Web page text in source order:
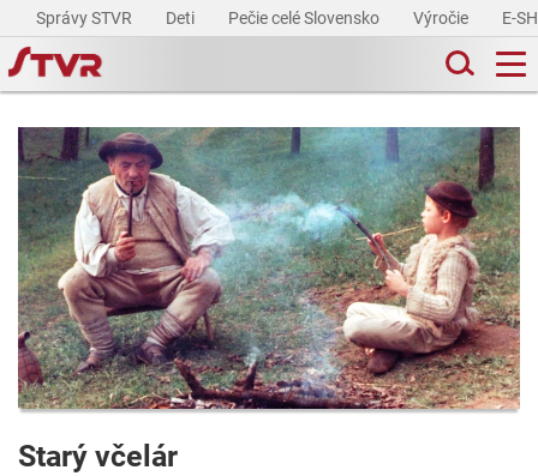
Správy STVR Deti Pečie celé Slovensko Výročie E-
Starý včelár